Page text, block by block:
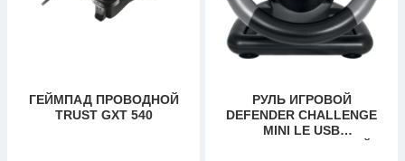
ГЕЙМПАД ПРОВОДНОЙ
TRUST GXT 540
РУЛЬ ИГРОВОЙ
DEFENDER CHALLENGE
MINI LE USB